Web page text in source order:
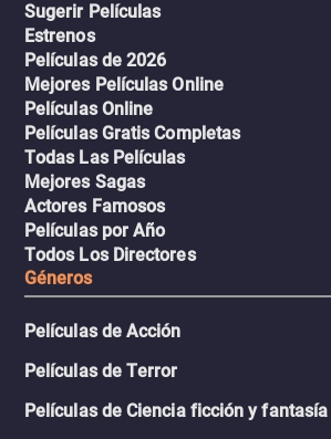
Sugerir Películas
Estrenos
Películas de 2026
Mejores Películas Online
Películas Online
Películas Gratis Completas
Todas Las Películas
Mejores Sagas
Actores Famosos
Películas por Año
Todos Los Directores
Géneros
Películas de Acción
Películas de Terror
Películas de Ciencia ficción y fantasía